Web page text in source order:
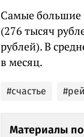
Самые большие
(276 тысяч
рублей). В
в месяц.
#счастье
Материалы